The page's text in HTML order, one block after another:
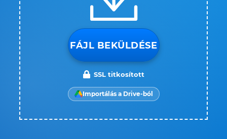
FÁJL BEKÜLDÉSE
SSL titkosított
Importálás a Drive-ból